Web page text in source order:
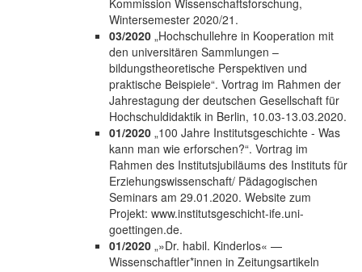
Wintersemester 2020/21.
03/2020 „Hochschullehre in Kooperation mit
den universitären Sammlungen –
bildungstheoretische Perspektiven und
praktische Beispiele“. Vortrag im Rahmen der
Jahrestagung der deutschen Gesellschaft für
Hochschuldidaktik in Berlin, 10.03-13.03.2020.
01/2020 „100 Jahre Institutsgeschichte - Was
kann man wie erforschen?“. Vortrag im
Rahmen des Institutsjubiläums des Instituts für
Erziehungswissenschaft/ Pädagogischen
Seminars am 29.01.2020. Website zum
Projekt: www.institutsgeschicht-ife.uni-
goettingen.de.
01/2020 „»Dr. habil. Kinderlos« —
Wissenschaftler*innen in Zeitungsartikeln